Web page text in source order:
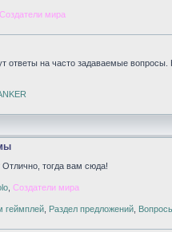
Создатели мира
ответы на часто задаваемые вопросы.
тогда вам сюда!
Создатели мира
геймплей Раздел предложений